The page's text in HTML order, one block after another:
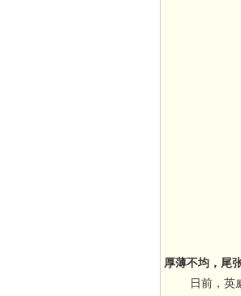
厚薄不均，尾
日前，英威